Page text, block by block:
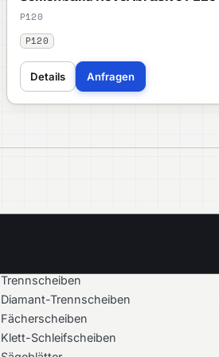
P120
P120
Details Anfragen
Trennscheiben
Diamant-Trennscheiben
Fächerscheiben
Klett-Schleifscheiben